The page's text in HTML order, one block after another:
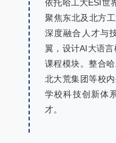
依托哈工大ESI世
聚焦东北及北方
深度融合人才与
翼，设计AI大语
课程模块。整合
北大荒集团等校
学校科技创新体
才。